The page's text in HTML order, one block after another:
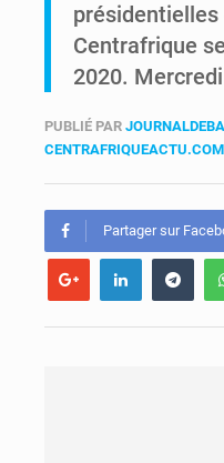
Centrafrique
2020.
PUBLIÉ PAR
CENTRAFRIQUEACTU.COM
Partager sur